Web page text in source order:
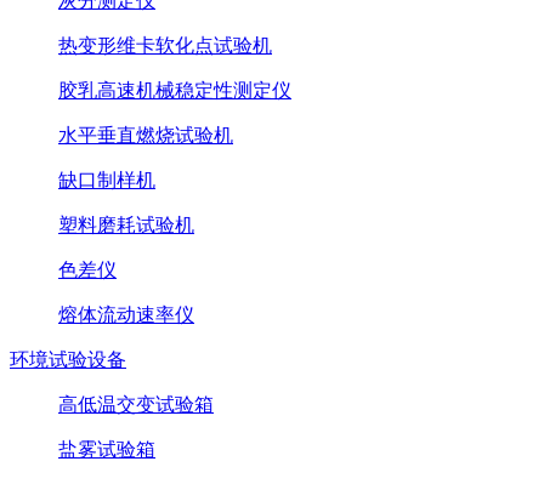
热变形维卡软化点试验机
胶乳高速机械稳定性测定仪
水平垂直燃烧试验机
缺口制样机
塑料磨耗试验机
色差仪
熔体流动速率仪
环境试验设备
高低温交变试验箱
盐雾试验箱